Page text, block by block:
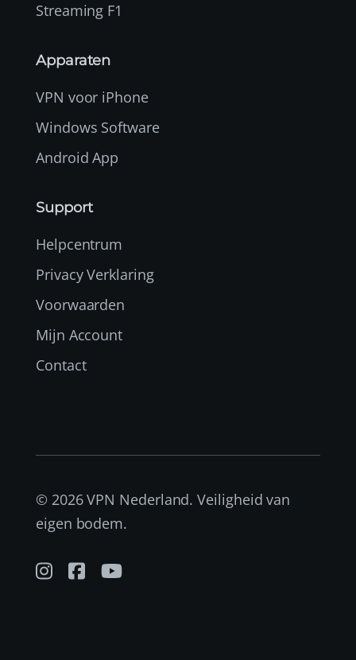
Streaming F1
Apparaten
VPN voor iPhone
Windows Software
Android App
Support
Helpcentrum
Privacy Verklaring
Voorwaarden
Mijn Account
Contact
© 2026 VPN Nederland. Veiligheid van
eigen bodem.